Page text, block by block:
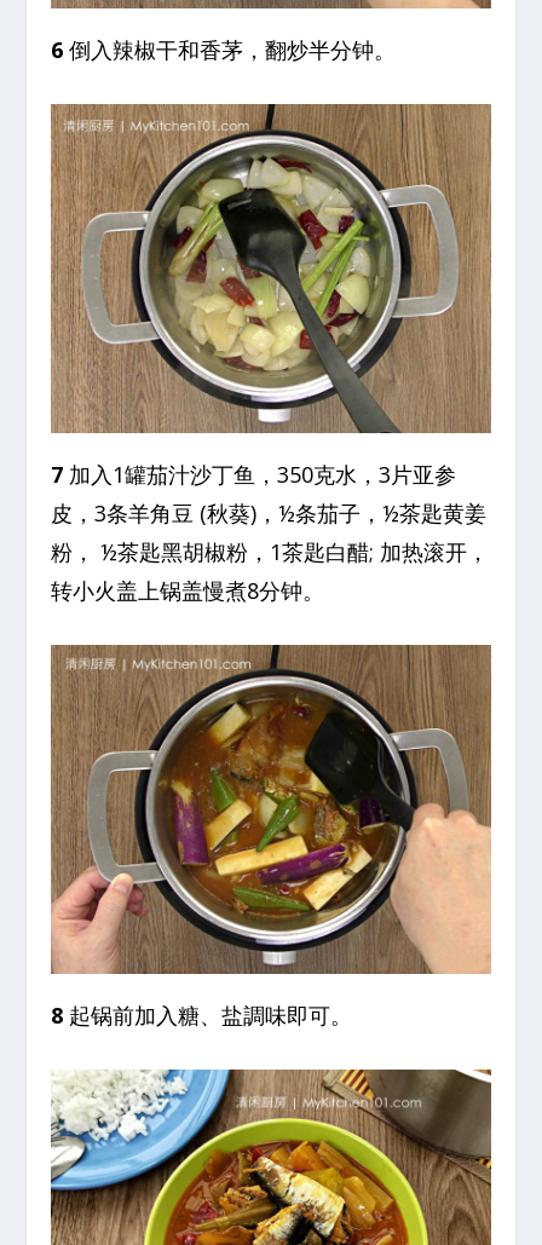
6 倒入辣椒干和香茅，翻炒半分钟。
7 加入1罐茄汁沙丁鱼，350克水，3片亚参
皮，3条羊角豆 (秋葵)，½条茄子，½茶匙黄姜
粉， ½茶匙黑胡椒粉，1茶匙白醋; 加热滚开，
转小火盖上锅盖慢煮8分钟。
8 起锅前加入糖、盐調味即可。